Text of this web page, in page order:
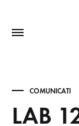
COMUNICATI
LAB